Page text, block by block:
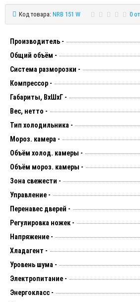
Код товара: NRB 151 W 0
Производитель -
Общий объём -
Система разморозки -
Компрессор -
Габариты, ВхШхГ -
Вес, нетто -
Тип холодильника -
Мороз. камера -
Объём холод. камеры -
Объём мороз. камеры -
Зона свежести -
Управление -
Перенавес дверей -
Регулировка ножек -
Напряжение -
Хладагент -
Уровень шума -
Электропитание -
Энергокласс -